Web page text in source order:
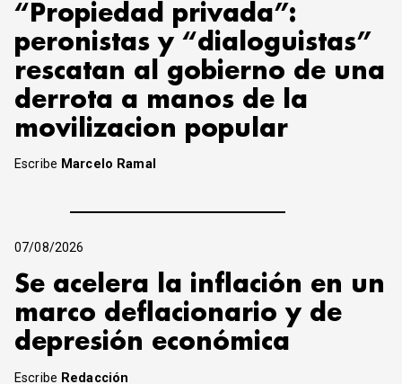
“Propiedad privada”:
peronistas y “dialoguistas”
rescatan al gobierno de una
derrota a manos de la
movilizacion popular
Escribe Marcelo Ramal
07/08/2026
Se acelera la inflación en un
marco deflacionario y de
depresión económica
Escribe Redacción